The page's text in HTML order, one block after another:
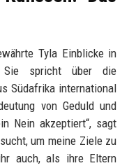
Tyla Einblicke in
Sie spricht über die
Südafrika international
von Geduld und
Nein akzeptiert“, sagt
um meine Ziele zu
auch, als ihre Eltern